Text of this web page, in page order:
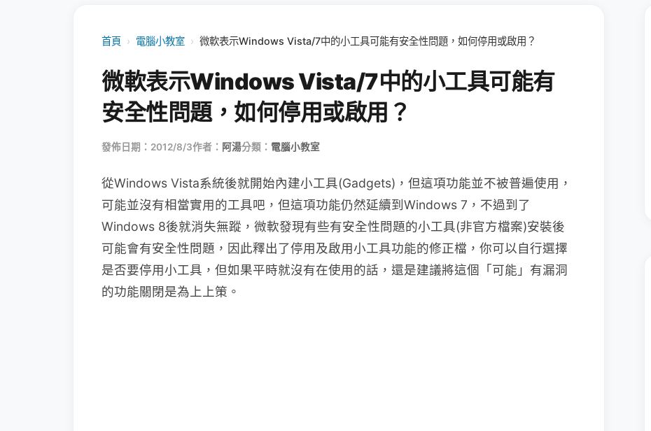
首頁 › 電腦小教室 › 微軟表示Windows Vista/7中的小工具可能有安全性問題，如何停用或啟用？
微軟表示Windows Vista/7中的小工具可能有
安全性問題，如何停用或啟用？
發佈日期：2012/8/3作者： 阿湯分類： 電腦小教室
從Windows Vista系統後就開始內建小工具(Gadgets)，但這項功能並不被普遍使用，
可能並沒有相當實用的工具吧，但這項功能仍然延續到Windows 7，不過到了
Windows 8後就消失無蹤，微軟發現有些有安全性問題的小工具(非官方檔案)安裝後
可能會有安全性問題，因此釋出了停用及啟用小工具功能的修正檔，你可以自行選擇
是否要停用小工具，但如果平時就沒有在使用的話，還是建議將這個「可能」有漏洞
的功能關閉是為上上策。